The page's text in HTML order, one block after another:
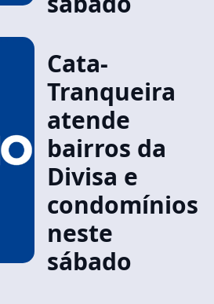
Cata-
Tranqueira
atende
bairros da
Divisa e
condomínios
neste
sábado